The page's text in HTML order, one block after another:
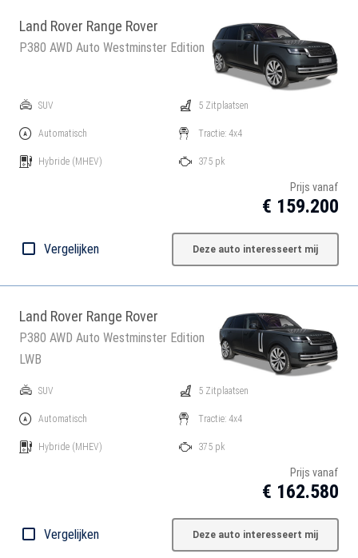
Land Rover Range Rover
P380 AWD Auto Westminster Edition
SUV
Automatisch
Hybride (MHEV)
5 Zitplaatsen
Tractie: 4x4
375 pk
Prijs vanaf
€ 159.200
Vergelijken Deze auto interesseert mij
Land Rover Range Rover
P380 AWD Auto Westminster Edition
LWB
SUV
Automatisch
Hybride (MHEV)
5 Zitplaatsen
Tractie: 4x4
375 pk
Prijs vanaf
€ 162.580
Vergelijken Deze auto interesseert mij